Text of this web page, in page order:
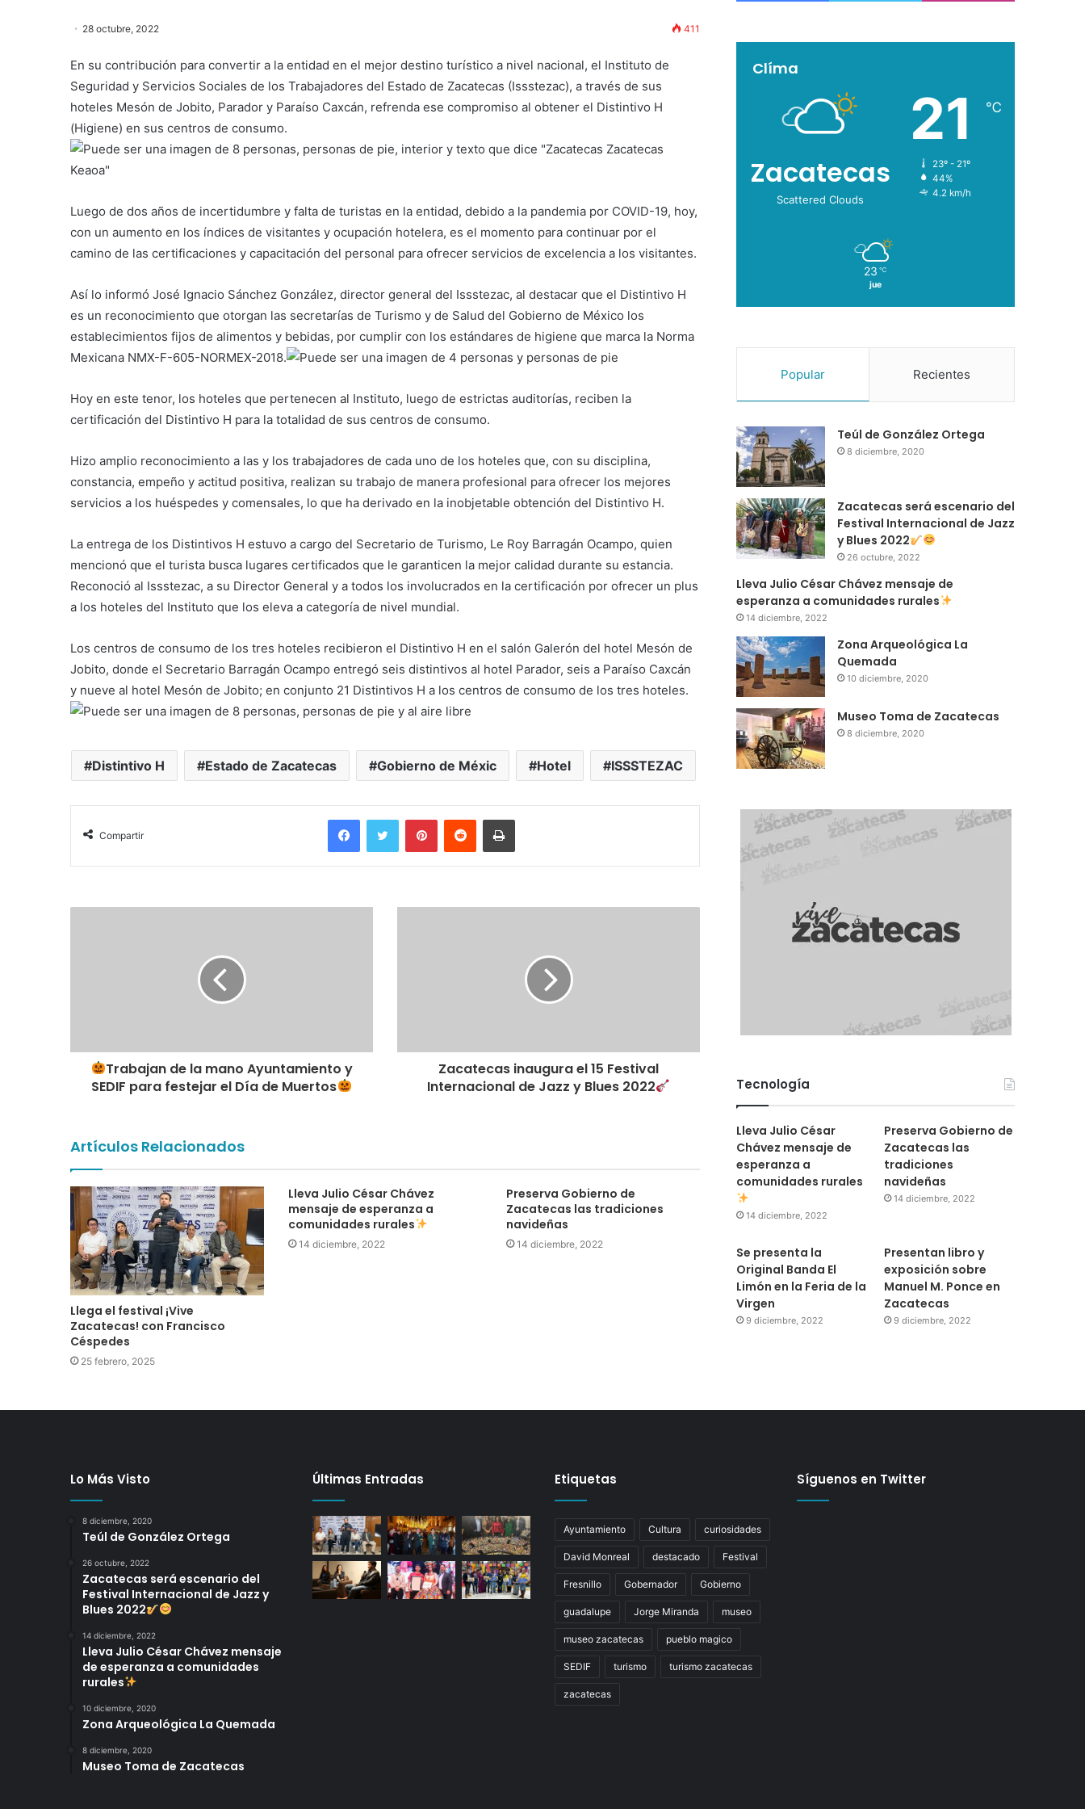
28 octubre, 2022 411
En su contribución para convertir a la entidad en el mejor destino turístico a nivel nacional, el Instituto de
Seguridad y Servicios Sociales de los Trabajadores del Estado de Zacatecas (Issstezac), a través de sus
hoteles Mesón de Jobito, Parador y Paraíso Caxcán, refrenda ese compromiso al obtener el Distintivo H
(Higiene) en sus centros de consumo.
Luego de dos años de incertidumbre y falta de turistas en la entidad, debido a la pandemia por COVID-19, hoy,
con un aumento en los índices de visitantes y ocupación hotelera, es el momento para continuar por el
camino de las certificaciones y capacitación del personal para ofrecer servicios de excelencia a los visitantes.
Así lo informó José Ignacio Sánchez González, director general del Issstezac, al destacar que el Distintivo H
es un reconocimiento que otorgan las secretarías de Turismo y de Salud del Gobierno de México los
establecimientos fijos de alimentos y bebidas, por cumplir con los estándares de higiene que marca la Norma
Mexicana NMX-F-605-NORMEX-2018.
Hoy en este tenor, los hoteles que pertenecen al Instituto, luego de estrictas auditorías, reciben la
certificación del Distintivo H para la totalidad de sus centros de consumo.
Hizo amplio reconocimiento a las y los trabajadores de cada uno de los hoteles que, con su disciplina,
constancia, empeño y actitud positiva, realizan su trabajo de manera profesional para ofrecer los mejores
servicios a los huéspedes y comensales, lo que ha derivado en la inobjetable obtención del Distintivo H.
La entrega de los Distintivos H estuvo a cargo del Secretario de Turismo, Le Roy Barragán Ocampo, quien
mencionó que el turista busca lugares certificados que le garanticen la mejor calidad durante su estancia.
Reconoció al Issstezac, a su Director General y a todos los involucrados en la certificación por ofrecer un plus
a los hoteles del Instituto que los eleva a categoría de nivel mundial.
Los centros de consumo de los tres hoteles recibieron el Distintivo H en el salón Galerón del hotel Mesón de
Jobito, donde el Secretario Barragán Ocampo entregó seis distintivos al hotel Parador, seis a Paraíso Caxcán
y nueve al hotel Mesón de Jobito; en conjunto 21 Distintivos H a los centros de consumo de los tres hoteles.
Distintivo H Estado de Zacatecas Gobierno de Méxic Hotel ISSSTEZAC
Compartir
Trabajan de la mano Ayuntamiento y
SEDIF para festejar el Día de Muertos
Zacatecas inaugura el 15 Festival
Internacional de Jazz y Blues 2022
Artículos Relacionados
Llega el festival ¡Vive
Zacatecas! con Francisco
Céspedes
25 febrero, 2025
Lleva Julio César Chávez
mensaje de esperanza a
comunidades rurales
14 diciembre, 2022
Preserva Gobierno de
Zacatecas las tradiciones
navideñas
14 diciembre, 2022
Clíma
Zacatecas
Scattered Clouds
21 ℃
23º - 21º
44%
4.2 km/h
23 ℃
jue
Popular Recientes
Teúl de González Ortega
8 diciembre, 2020
Zacatecas será escenario del
Festival Internacional de Jazz
y Blues 2022
26 octubre, 2022
Lleva Julio César Chávez mensaje de
esperanza a comunidades rurales
14 diciembre, 2022
Zona Arqueológica La
Quemada
10 diciembre, 2020
Museo Toma de Zacatecas
8 diciembre, 2020
Tecnología
Lleva Julio César
Chávez mensaje de
esperanza a
comunidades rurales
14 diciembre, 2022
Preserva Gobierno de
Zacatecas las
tradiciones
navideñas
14 diciembre, 2022
Se presenta la
Original Banda El
Limón en la Feria de la
Virgen
9 diciembre, 2022
Presentan libro y
exposición sobre
Manuel M. Ponce en
Zacatecas
9 diciembre, 2022
Lo Más Visto
8 diciembre, 2020
Teúl de González Ortega
26 octubre, 2022
Zacatecas será escenario del
Festival Internacional de Jazz y
Blues 2022
14 diciembre, 2022
Lleva Julio César Chávez mensaje
de esperanza a comunidades
rurales
10 diciembre, 2020
Zona Arqueológica La Quemada
8 diciembre, 2020
Museo Toma de Zacatecas
Últimas Entradas Etiquetas
Ayuntamiento Cultura curiosidades
David Monreal destacado Festival
Fresnillo Gobernador Gobierno
guadalupe Jorge Miranda museo
museo zacatecas pueblo magico
SEDIF turismo turismo zacatecas
zacatecas
Síguenos en Twitter